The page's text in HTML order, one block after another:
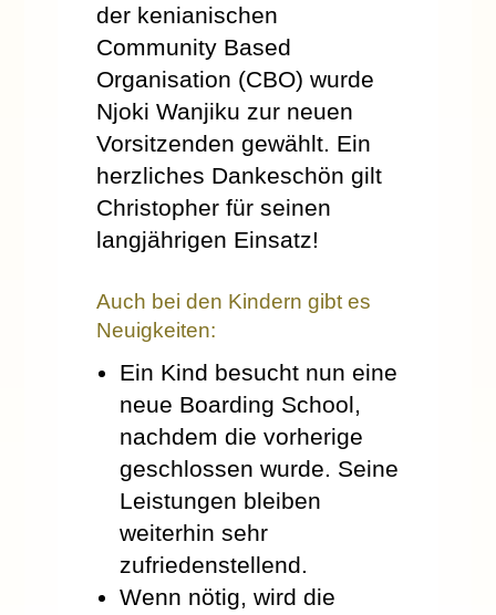
der kenianischen
Community Based
Organisation (CBO) wurde
Njoki Wanjiku zur neuen
Vorsitzenden gewählt. Ein
herzliches Dankeschön gilt
Christopher für seinen
langjährigen Einsatz!
Auch bei den Kindern gibt es
Neuigkeiten:
Ein Kind besucht nun eine
neue Boarding School,
nachdem die vorherige
geschlossen wurde. Seine
Leistungen bleiben
weiterhin sehr
zufriedenstellend.
Wenn nötig, wird die